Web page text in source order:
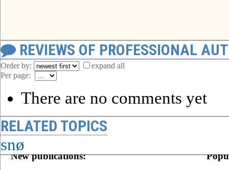
REVIEWS OF PROFESSIONAL
Order by:
expand all
Per page:
There are no comments yet
RELATED TOPICS
snø
New publications: